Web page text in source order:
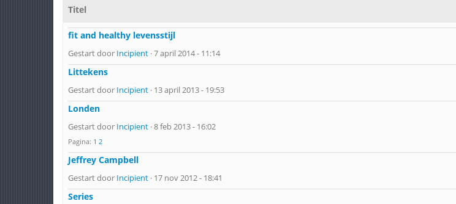
Titel
fit and healthy levensstijl
Gestart door Incipient · 7 april 2014 - 11:14
Littekens
Gestart door Incipient · 13 april 2013 - 19:53
Londen
Gestart door Incipient · 8 feb 2013 - 16:02
Pagina: 1 2
Jeffrey Campbell
Gestart door Incipient · 17 nov 2012 - 18:41
Series